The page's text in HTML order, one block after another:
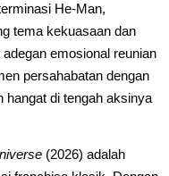
He-Man,
tema kekuasaan dan
emosional reunian
persahabatan dengan
hangat di tengah aksinya
(2026) adalah